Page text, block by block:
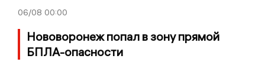
06/08 00:00
Нововоронеж попал в зону прямой
БПЛА-опасности